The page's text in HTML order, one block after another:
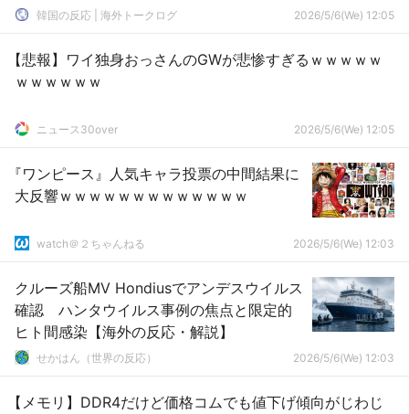
韓国の反応 | 海外トークログ 2026/5/6(We) 12:05
【悲報】ワイ独身おっさんのGWが悲惨すぎるｗｗｗｗｗ
ｗｗｗｗｗｗ
ニュース30over 2026/5/6(We) 12:05
『ワンピース』人気キャラ投票の中間結果に
大反響ｗｗｗｗｗｗｗｗｗｗｗｗｗ
watch＠２ちゃんねる 2026/5/6(We) 12:03
クルーズ船MV Hondiusでアンデスウイルス
確認 ハンタウイルス事例の焦点と限定的
ヒト間感染【海外の反応・解説】
せかはん（世界の反応） 2026/5/6(We) 12:03
【メモリ】DDR4だけど価格コムでも値下げ傾向がじわじ